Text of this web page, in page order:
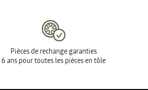
Pièces de rechange garanties
6 ans pour toutes les pièces en tôle